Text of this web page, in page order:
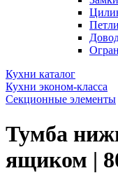
Петли
Кухни каталог
Кухни эконом-класса
Секционные элементы
Тумба
ящиком |